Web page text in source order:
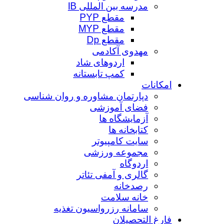
مدرسه بین المللی IB
مقطع PYP
مقطع MYP
مقطع Dp
مهدوی آکادمی
اردوهای شاد
کمپ تابستانه
امکانات
دپارتمان مشاوره و روان شناسی
فضای آموزشی
آزمایشگاه ها
کتابخانه ها
سایت کامپیوتر
مجموعه ورزشی
اردوگاه
گالری و آمفی تئاتر
رصدخانه
خانه سلامت
سامانه رزرواسیون تغذیه
فارغ التحصیلان